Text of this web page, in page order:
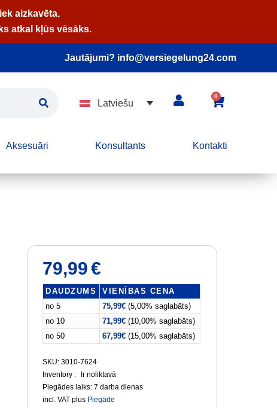
aizkavēta.
atkal kļūs vēsāks.
Jautājumi? info@versiegelung24.com
Latviešu
0
Aksesuāri Konsultants Kontakti
79,99€
DAUDZUMS
VIENĪBAS CENA
no 5
75,99€ (5,00% saglabāts)
no 10
71,99€ (10,00% saglabāts)
no 50
67,99€ (15,00% saglabāts)
SKU: 3010-7624
Inventory :
Ir noliktavā
Piegādes laiks:7 darba dienas
incl. VAT plus Piegāde